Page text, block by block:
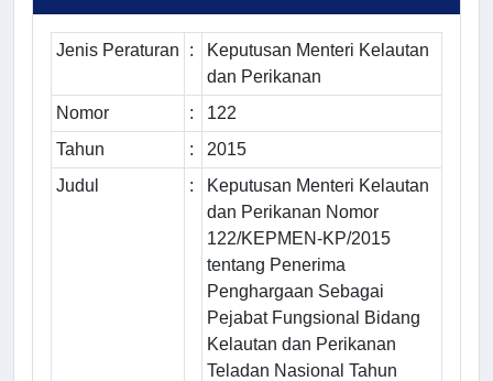
Jenis Peraturan :
Keputusan Menteri Kelautan
dan Perikanan
Nomor
:
122
Tahun
:
2015
Judul
:
Keputusan Menteri Kelautan
dan Perikanan Nomor
122/KEPMEN-KP/2015
tentang Penerima
Penghargaan Sebagai
Pejabat Fungsional Bidang
Kelautan dan Perikanan
Teladan Nasional Tahun